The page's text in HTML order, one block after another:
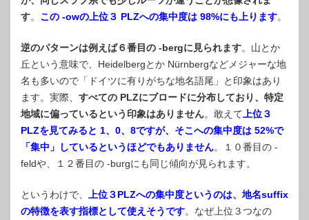
す。 この -owの上位３ PLZへの集中度は 98%にも上ります。
逆のパターンは例えば６番目の -bergに見られます。山とか
丘という意味で、Heidelbergとか Nürnbergなどメジャーな地
名も多いので「ドイツに有りがちな地名語尾」と印象はあり
ます。実際、 すべての PLZにブロードに分布しており、特定
地域に偏っているという印象はありません。敢えて 上位３
PLZを見てみると 1、0、8ですが、そこへの集中度は 52%で
「集中」しているというほどでもありません。１０番目の -
feldや、１２番目の -burgにも同じ傾向が見られます。
というわけで、
上位３PLZへの集中度というのは、地名suffix
の特徴を表す指標として使えそうです。なぜ上位３つなの